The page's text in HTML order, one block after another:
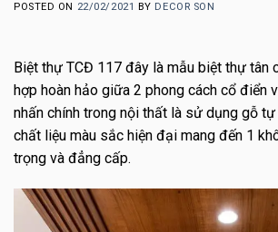
POSTED ON 22/02/2021 BY DECOR SON
Biệt thự TCĐ 117 đây là mẫu biệt thự tân
hợp hoàn hảo giữa 2 phong cách cổ điển
nhấn chính trong nội thất là sử dụng gỗ
chất liệu màu sắc hiện đại mang đến 1
trọng và đẳng cấp.